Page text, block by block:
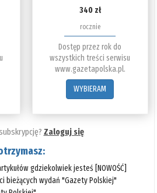
340 zł
rocznie
Dostęp przez rok do
wszystkich treści serwisu
www.gazetapolska.pl.
WYBIERAM
Zaloguj się
gdziekolwiek jesteś [NOWOŚĆ]
bieżących wydań "Gazety Polskiej"